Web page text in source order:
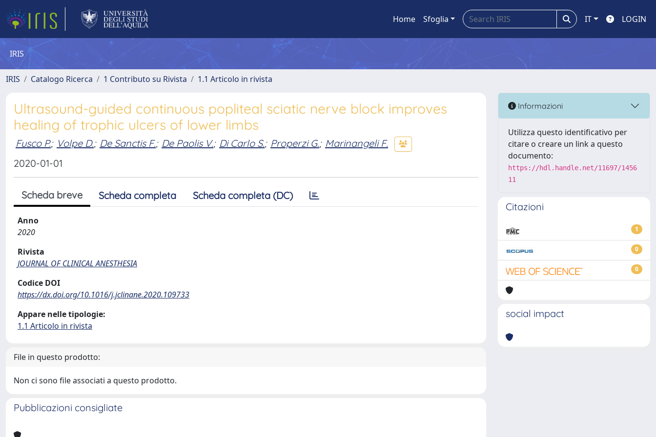
Home Sfoglia IT LOGIN
IRIS
IRIS Catalogo Ricerca 1 Contributo su Rivista 1.1 Articolo in rivista
Ultrasound-guided continuous popliteal sciatic nerve block improves
healing of trophic ulcers of lower limbs
Fusco P.; Volpe D.; De Sanctis F.; De Paolis V.; Di Carlo S.; Properzi G.; Marinangeli F.
2020-01-01
Scheda breve Scheda completa Scheda completa (DC)
Anno
2020
Rivista
JOURNAL OF CLINICAL ANESTHESIA
Codice DOI
https://dx.doi.org/10.1016/j.jclinane.2020.109733
Appare nelle tipologie:
1.1 Articolo in rivista
File in questo prodotto:
Non ci sono file associati a questo prodotto.
Pubblicazioni consigliate
Informazioni
Utilizza questo identificativo per
citare o creare un link a questo
documento:
https://hdl.handle.net/11697/1456
11
Citazioni
1
0
0
social impact